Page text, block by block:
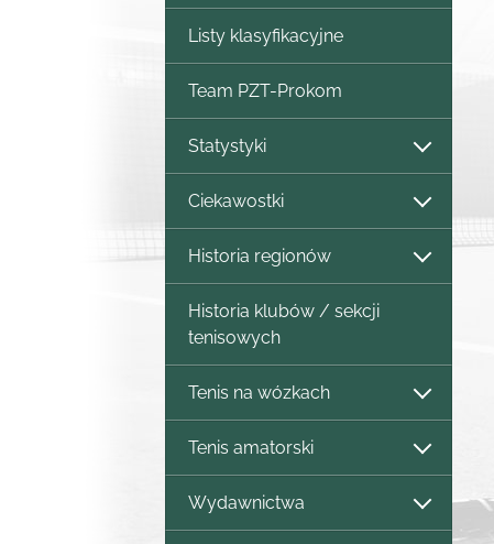
Listy klasyfikacyjne
Team PZT-Prokom
Statystyki
Ciekawostki
Historia regionów
Historia klubów / sekcji
tenisowych
Tenis na wózkach
Tenis amatorski
Wydawnictwa